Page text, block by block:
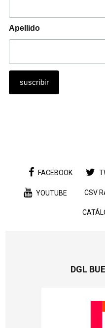
Apellido
FACEBOOK
YOUTUBE CSV
DGL